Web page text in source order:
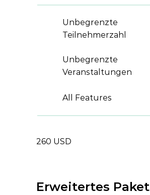
Unbegrenzte
Teilnehmerzahl
Unbegrenzte
Veranstaltungen
All Features
260 USD
Erweitertes Paket